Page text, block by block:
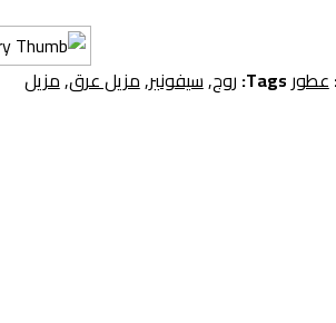
عطور Tags: روج,سيفونير,مزيل عرق,مزيل